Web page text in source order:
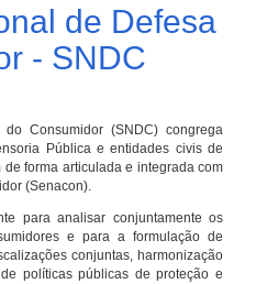
de Defesa
- SNDC
Consumidor (SNDC) congrega
Pública e entidades civis de
forma articulada e integrada com
(Senacon).
para analisar conjuntamente os
e para a formulação de
conjuntas, harmonização
políticas públicas de proteção e